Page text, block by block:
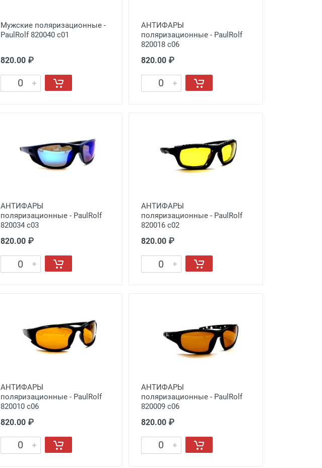
Мужские поляризационные -
PaulRolf 820040 с01
820.00 ₽
АНТИФАРЫ
поляризационные - PaulRolf
820018 с06
820.00 ₽
АНТИФАРЫ
поляризационные - PaulRolf
820034 с03
820.00 ₽
АНТИФАРЫ
поляризационные - PaulRolf
820016 с02
820.00 ₽
АНТИФАРЫ
поляризационные - PaulRolf
820010 с06
820.00 ₽
АНТИФАРЫ
поляризационные - PaulRolf
820009 с06
820.00 ₽